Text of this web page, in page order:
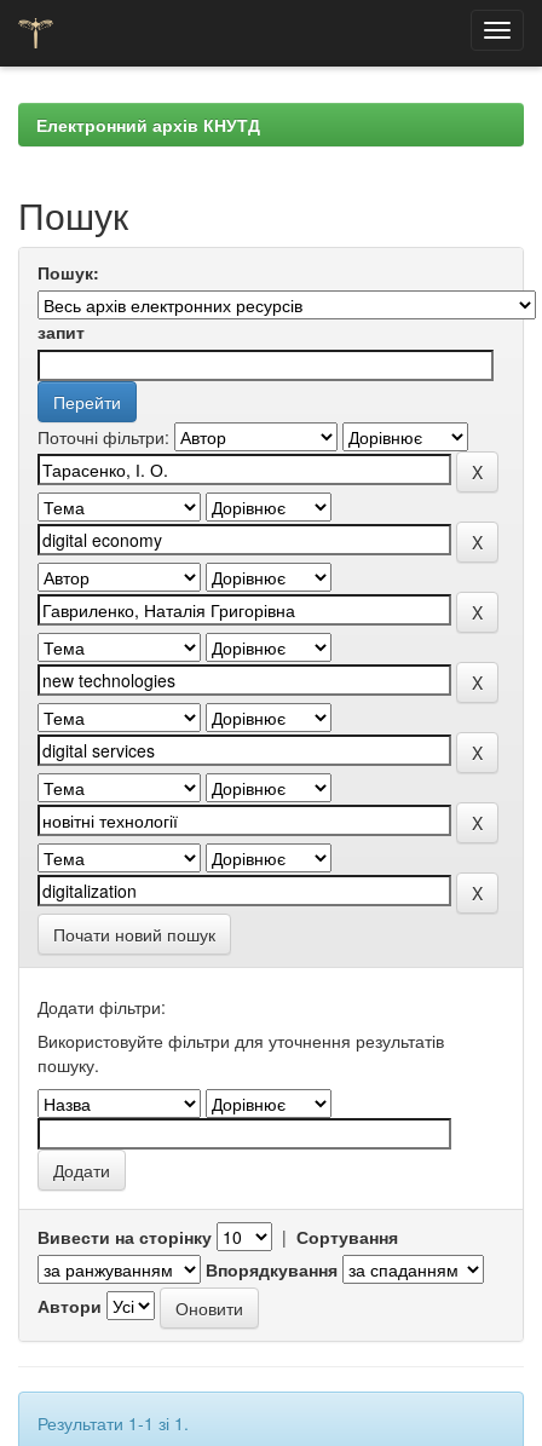
navigationЕлектронний архів КНУТД
Пошук
Пошук:
запит
Поточні фільтри:
Почати новий пошук
Додати фільтри:
Використовуйте фільтри для уточнення результатів
пошуку.
Вивести на сторінку | Сортування
Впорядкування
Автори
Результати 1-1 зі 1.